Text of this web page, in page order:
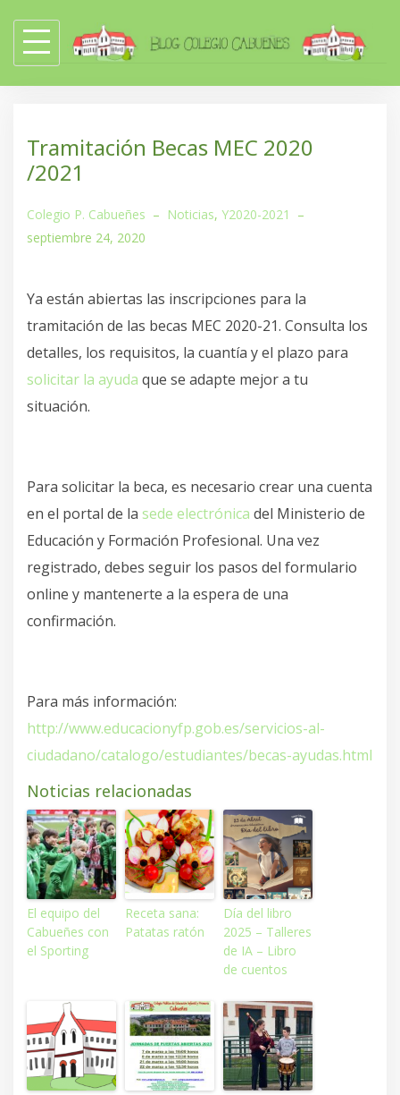
content
Tramitación Becas MEC 2020
/2021
Colegio P. Cabueñes – Noticias, Y2020-2021
–
septiembre 24, 2020
Ya están abiertas las inscripciones para la
tramitación de las becas MEC 2020-21. Consulta los
detalles, los requisitos, la cuantía y el plazo para
solicitar la ayuda que se adapte mejor a tu
situación.
Para solicitar la beca, es necesario crear una cuenta
en el portal de la sede electrónica del Ministerio de
Educación y Formación Profesional. Una vez
registrado, debes seguir los pasos del formulario
online y mantenerte a la espera de una
confirmación.
Para más información:
http://www.educacionyfp.gob.es/servicios-al-
ciudadano/catalogo/estudiantes/becas-ayudas.html
Noticias relacionadas
El equipo del
Cabueñes con
el Sporting
Receta sana:
Patatas ratón
Día del libro
2025 – Talleres
de IA – Libro
de cuentos